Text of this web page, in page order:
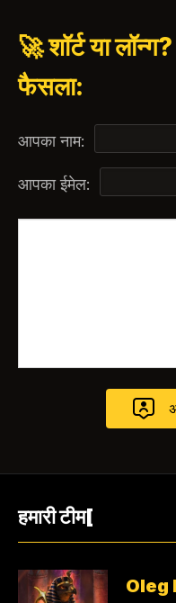
🚀 शॉर्ट या
फैसला:
आपका नाम:
आपका ईमेल:
हमारी टीम[
Oleg